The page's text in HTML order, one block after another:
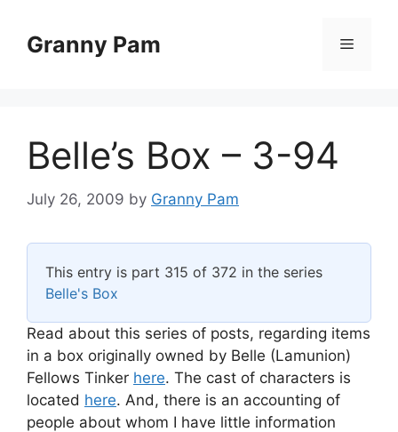
contentGranny Pam Menu
Belle’s Box – 3-94
July 26, 2009 by Granny Pam
This entry is part 315 of 372 in the series
Belle's Box
Read about this series of posts, regarding items
in a box originally owned by Belle (Lamunion)
Fellows Tinker here. The cast of characters is
located here. And, there is an accounting of
people about whom I have little information